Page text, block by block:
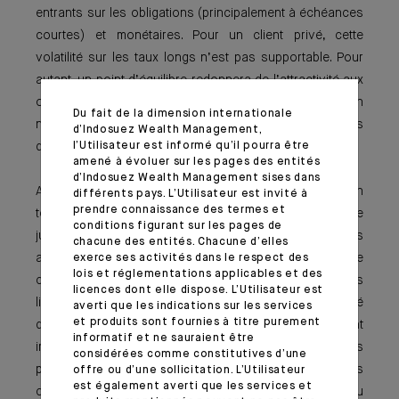
entrants sur les obligations (principalement à échéances
courtes) et monétaires. Pour un client privé, cette
volatilité sur les taux longs n’est pas supportable. Pour
autant, un point d’équilibre redonnera de l’attractivité aux
obligations longues et apportera la diversification
nécessaire et donc l’attrait dans les portefeuilles
diversifiés.
Au global, nous sommes proches de la neutralité en
termes de duration, mais privilégions toujours le portage
jusqu’à cinq ans. Nous sommes passés positifs sur les
actions au début de l’été et maintenons une vue
constructive. Au sein des actions, ce sont les valeurs
liées aux énergies renouvelables qui ont passé un été
difficile : la hausse des taux longs vient fortement
impacter les plans d’investissement à long terme de ces
projets, couplée à une inflation des coûts, des
changements de réglementation aux États-Unis, ou
Du fait de la dimension internationale
d’Indosuez Wealth Management,
l’Utilisateur est informé qu’il pourra être
amené à évoluer sur les pages des entités
d’Indosuez Wealth Management sises dans
différents pays. L’Utilisateur est invité à
prendre connaissance des termes et
conditions figurant sur les pages de
chacune des entités. Chacune d’elles
exerce ses activités dans le respect des
lois et réglementations applicables et des
licences dont elle dispose. L’Utilisateur est
averti que les indications sur les services
et produits sont fournies à titre purement
informatif et ne sauraient être
considérées comme constitutives d’une
offre ou d’une sollicitation. L’Utilisateur
est également averti que les services et